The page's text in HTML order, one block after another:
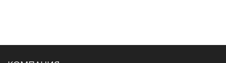
Политика конфиденциальности